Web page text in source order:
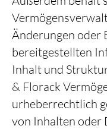
Änderungen oder
bereitgestellten
Inhalt und
& Florack
urheberrechtlich
von Inhalten oder